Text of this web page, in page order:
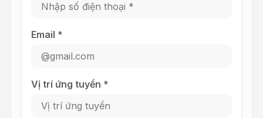
Email *
Vị trí ứng tuyển *